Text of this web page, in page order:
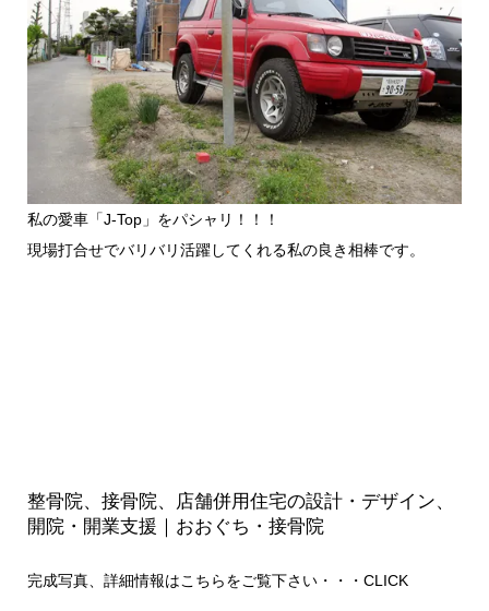
私の愛車「J-Top」をパシャリ！！！
現場打合せでバリバリ活躍してくれる私の良き相棒です。
整骨院、接骨院、店舗併用住宅の設計・デザイン、
開院・開業支援｜おおぐち・接骨院
完成写真、詳細情報はこちらをご覧下さい・・・ CLICK